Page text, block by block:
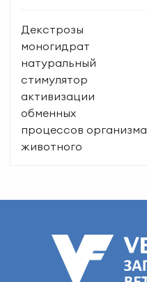
Декстрозы
моногидрат
натуральный
стимулятор
активизации
обменных
процессов организма
животного